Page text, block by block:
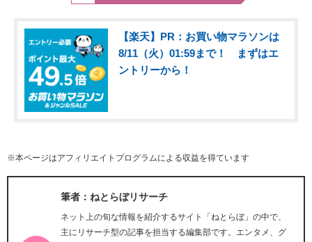
【楽天】PR：お買い物マラソンは
8/11（火）01:59まで！ まずはエ
ントリーから！
※本ページはアフィリエイトプログラムによる収益を得ています
筆者：ねとらぼリサーチ
ネット上の旬な情報を紹介するサイト「ねとらぼ」の中で、
主にリサーチ型の記事を担当する編集部です。エンタメ、グ